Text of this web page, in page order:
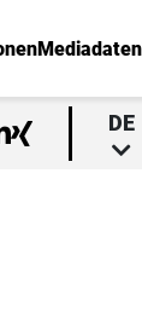
Mediadaten
DE